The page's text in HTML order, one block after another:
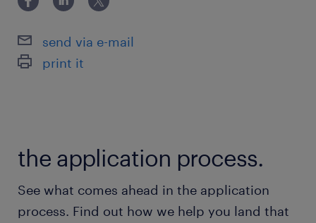
です☆
最寄駅
東北本線／白岡駅（バス10分）
8:30-17:00（実働7時間45分・休憩45分）
send via e-mail
print it
the application process.
See what comes ahead in the application
process. Find out how we help you land that